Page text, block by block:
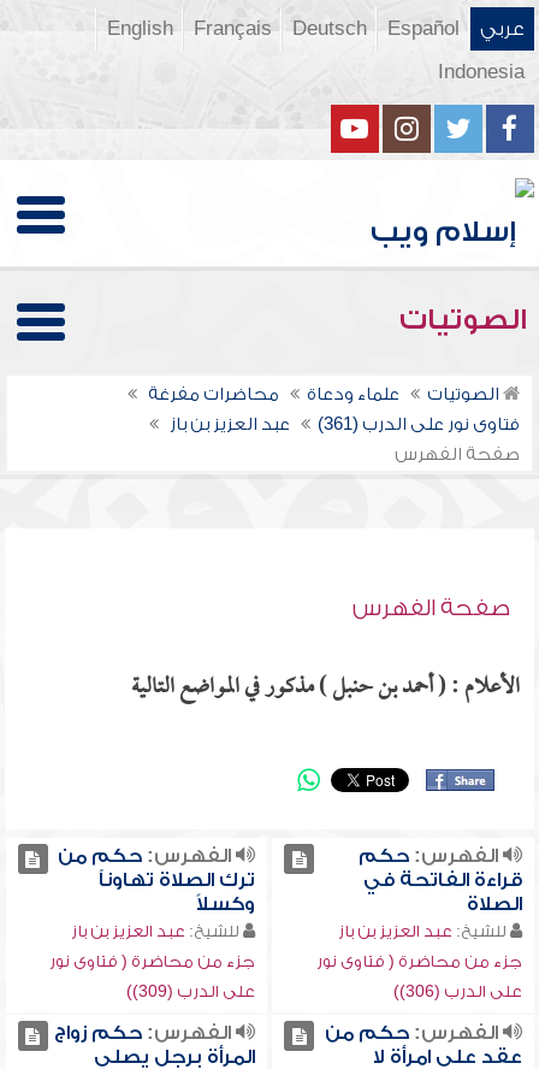
عربي Español
Deutsch
Français
English
Indonesia
الصوتيات
الصوتيات علماء ودعاة
محاضرات مفرغة
فتاوى نور على الدرب (361)
عبد العزيز بن باز
صفحة الفهرس
صفحة الفهرس
الأعلام : ( أحمد بن حنبل ) مذكور في المواضع التالية
الفهرس:حكم
قراءة الفاتحة في
الصلاة
للشيخ: عبد العزيز بن باز
جزء من محاضرة ( فتاوى نور
على الدرب (306))
الفهرس:حكم من
ترك الصلاة تهاوناً
وكسلاً
للشيخ: عبد العزيز بن باز
جزء من محاضرة ( فتاوى نور
على الدرب (309))
الفهرس:حكم من
عقد على امرأة لا
الفهرس:حكم زواج
المرأة برجل يصلي